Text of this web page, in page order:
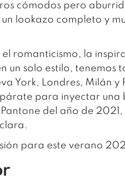
cómodos pero
lookazo completo y
romanticismo, la
un solo estilo, tenemos
York, Londres, Milán y
para inyectar una
del año de 2021,
para este verano